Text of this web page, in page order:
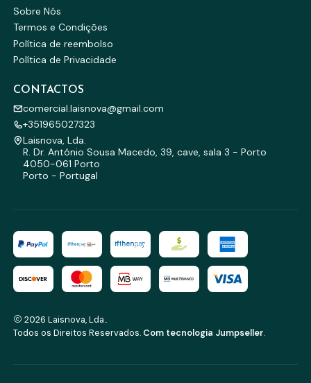
Sobre Nós
Termos e Condições
Política de reembolso
Política de Privacidade
CONTACTOS
comercial.laisnova@gmail.com
+351965027323
Laisnova, Lda.
R. Dr. António Sousa Macedo, 39, cave, sala 3 - Porto
4050-061 Porto
Porto - Portugal
2026 Laisnova, Lda..
Todos os Direitos Reservados. Com tecnologia Jumpseller.